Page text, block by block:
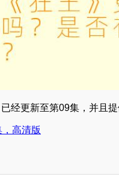
经更新至第09集，并且提
高清版